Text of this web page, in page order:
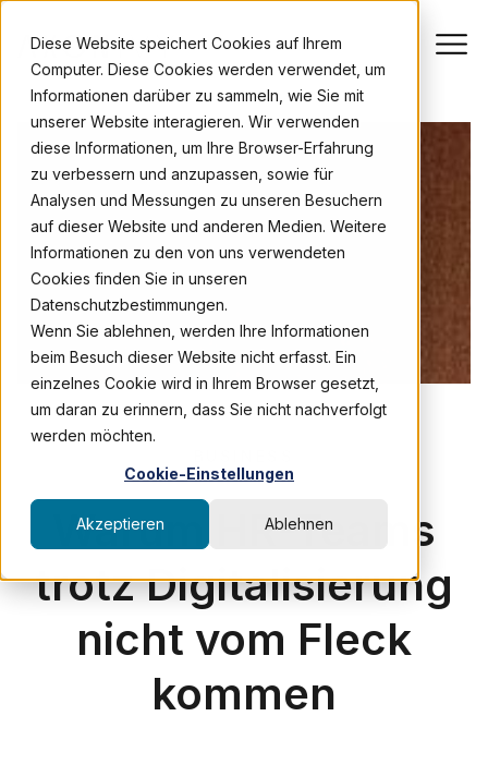
Diese Website speichert Cookies auf Ihrem
Computer. Diese Cookies werden verwendet, um
Informationen darüber zu sammeln, wie Sie mit
unserer Website interagieren. Wir verwenden
diese Informationen, um Ihre Browser-Erfahrung
zu verbessern und anzupassen, sowie für
Analysen und Messungen zu unseren Besuchern
auf dieser Website und anderen Medien. Weitere
Informationen zu den von uns verwendeten
Cookies finden Sie in unseren
Datenschutzbestimmungen.
Wenn Sie ablehnen, werden Ihre Informationen
beim Besuch dieser Website nicht erfasst. Ein
einzelnes Cookie wird in Ihrem Browser gesetzt,
um daran zu erinnern, dass Sie nicht nachverfolgt
werden möchten.
Cookie-Einstellungen
Akzeptieren Ablehnen
Warum HR-Teams
trotz Digitalisierung
nicht vom Fleck
kommen